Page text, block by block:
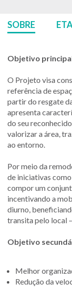
SOBRE
Objetivo
O Projeto visa
referência de
partir do resgate
apresenta
do seu
valorizar a área,
ao entorno.
Por meio da
de iniciativas como
compor um
incentivando a
diurno,
transita pelo local
Objetivo
Melhor
Redução da